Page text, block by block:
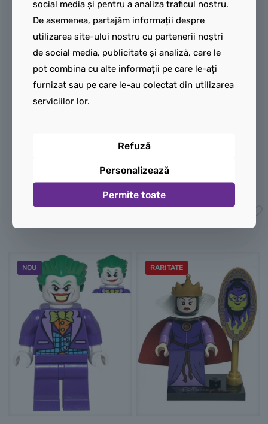
azur), linii argintii și logo-
ul său minimalist cu calul
cabrat pe piept. Mâinile
sunt de culoareWhite.
Picioarele:De culoare
White, imprimate pe
partea din față cu detalii
pe coapse
și genunchiere discrete.
35,00lei
pot interpreta aventuri
palpitante cu 1 din cele 12
figurine de colecție din
cutiile misterioase cu
Minifigurine LEGO® Seria
25 (71045). Aceste
pot fi folosite pentru a crea
povești distractive.
45,00lei
NOU RARITATE
social media și pentru a analiza traficul nostru.
De asemenea, partajăm informații despre
utilizarea site-ului nostru cu partenerii noștri
de social media, publicitate și analiză, care le
pot combina cu alte informații pe care le-ați
furnizat sau pe care le-au colectat din utilizarea
serviciilor lor.
Refuză
Personalizează
Permite toate